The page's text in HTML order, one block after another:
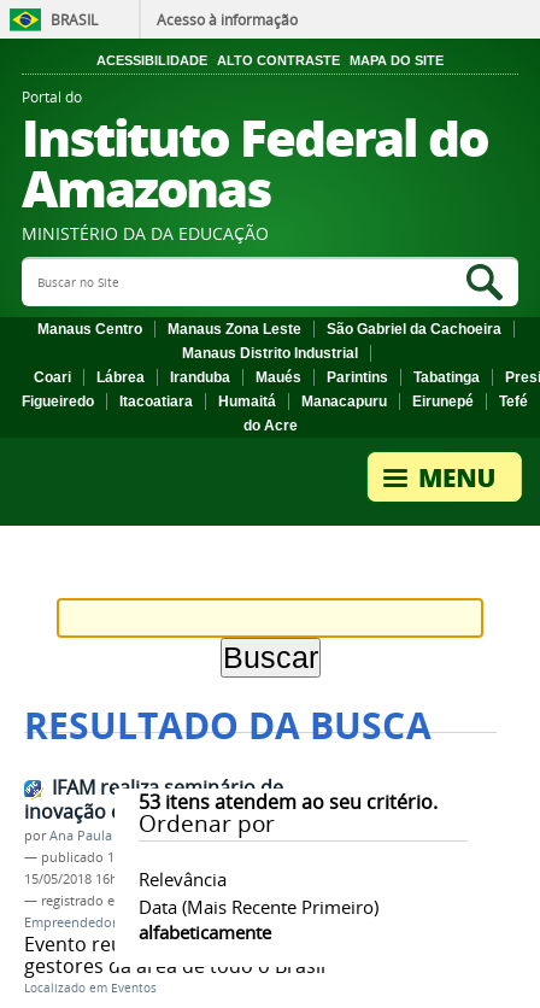
BRASIL Acesso à informação
ACESSIBILIDADE ALTO CONTRASTE MAPA DO SITE
Portal do
Instituto Federal do
Amazonas
MINISTÉRIO DA DA EDUCAÇÃO
Search Site
Manaus Centro Manaus Zona Leste
São Gabriel da Cachoeira
Manaus Distrito Industrial
Coari
Lábrea Iranduba Maués Parintins Tabatinga
Figueiredo
Itacoatiara Humaitá Manacapuru Eirunepé
Tefé
do Acre
RESULTADO DA BUSCA
53itens atendem ao seu critério.
Ordenar por
Relevância
Data (mais Recente Primeiro)
alfabeticamente
IFAM realiza seminário de
inovação e empreendedorismo
porAna Paula Batista
— publicado 18/04/2018
15/05/2018 16h00
— registrado em:
RAMI
Seminário de
Empreendedorismo e Inovação
Evento reuniu importantes
gestores da área de todo o Brasil
Localizado em Eventos